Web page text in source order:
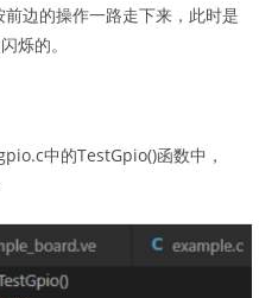
边的操作一路走下来，此时是
烁的。
中的TestGpio()函数中，